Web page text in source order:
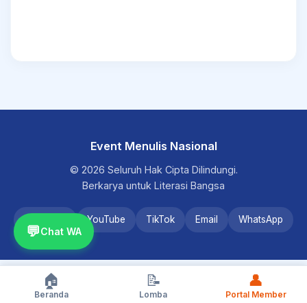
Event Menulis Nasional
© 2026 Seluruh Hak Cipta Dilindungi.
Berkarya untuk Literasi Bangsa
YouTube TikTok Email WhatsApp
💬Chat WA
🏠
Beranda
📝
Lomba
👤
Portal Member